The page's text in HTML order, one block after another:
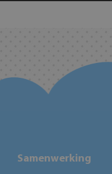
Samenwerking